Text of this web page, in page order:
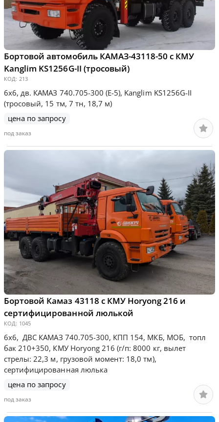
Бортовой автомобиль КАМАЗ-43118-50 с КМУ
Kanglim KS1256G-II (тросовый)
КОД: 213
6х6, дв. КАМАЗ 740.705-300 (Е-5), Kanglim KS1256G-II
(тросовый, 15 тм, 7 тн, 18,7 м)
цена по запросу
под заказ
Бортовой Камаз 43118 с КМУ Horyong 216 и
сертифицированной люлькой
КОД: 1045
6х6, ДВС КАМАЗ 740.705-300, КПП 154, МКБ, МОБ, топл
бак 210+350, КМУ Horyong 216 (г/п: 8000 кг, вылет
стрелы: 22,3 м, грузовой момент: 18,0 тм),
сертифицированная люлька
цена по запросу
под заказ